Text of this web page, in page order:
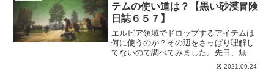
テムの使い道は？【黒い砂漠冒険
日誌６５７】
エルビア領域でドロップするアイテムは
何に使うのか？その辺をさっぱり理解し
てないので調べてみました。先日、無事
エルビア領域のイベント依頼を終わらせ
ることができたのはいいけど、報酬アイ
2021.09.24